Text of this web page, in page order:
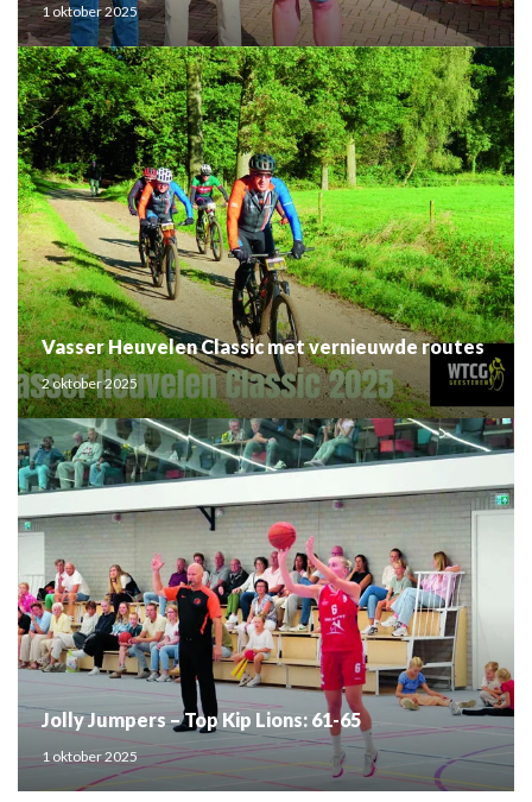
1 oktober 2025
Vasser Heuvelen Classic met vernieuwde routes
2 oktober 2025
Jolly Jumpers – Top Kip Lions: 61-65
1 oktober 2025